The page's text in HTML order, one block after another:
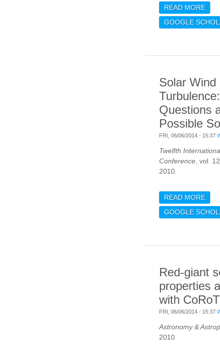
READ MORE
GOOGLE
Solar Wind
Questions
Possible
FRI, 06/06/2014 - 15:37
Twelfth
Conference, vol.
2010.
READ MORE
GOOGLE
Red-giant
properties
with CoRoT
FRI, 06/06/2014 - 15:37
Astronomy &
2010.